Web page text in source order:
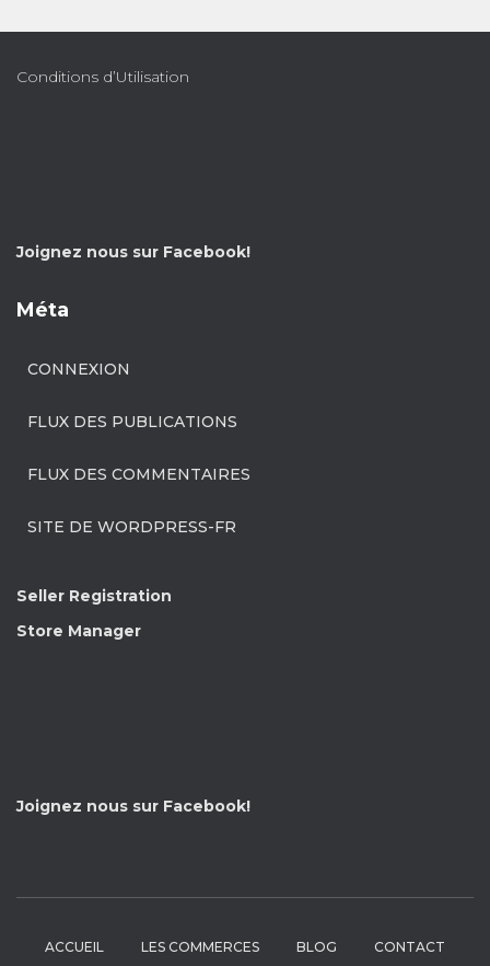
Conditions d’Utilisation
Joignez nous sur Facebook!
Méta
CONNEXION
FLUX DES PUBLICATIONS
FLUX DES COMMENTAIRES
SITE DE WORDPRESS-FR
Seller Registration
Store Manager
Joignez nous sur Facebook!
ACCUEIL LES COMMERCES BLOG CONTACT